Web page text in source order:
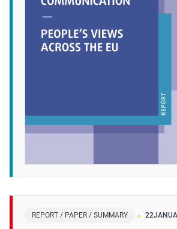
REPORT / PAPER / SUMMARY 22